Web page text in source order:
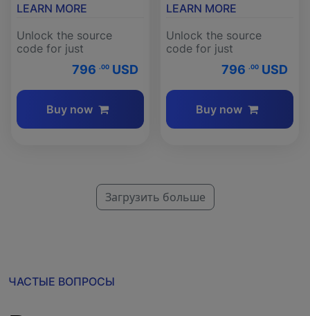
LEARN MORE
Unlock the source
code for just
796 .00 USD
Buy now
LEARN MORE
Unlock the source
code for just
796 .00 USD
Buy now
Загрузить больше
ЧАСТЫЕ ВОПРОСЫ